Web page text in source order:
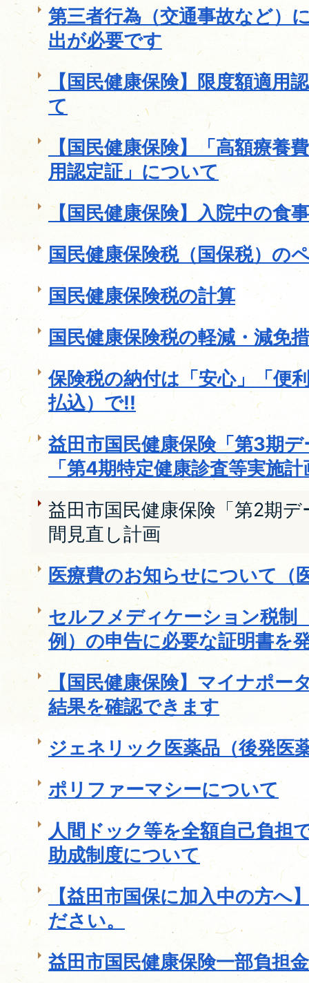
第三者行為（交通事故など）
出が必要です
【国民健康保険】限度額適用
て
【国民健康保険】「高額療養
用認定証」について
【国民健康保険】入院中の食
国民健康保険税（国保税）の
国民健康保険税の計算
国民健康保険税の軽減・減免
保険税の納付は「安心」「便
払込）で!!
益田市国民健康保険「第3期
「第4期特定健康診査等実施計
益田市国民健康保険「第2期
間見直し計画
医療費のお知らせについて（
セルフメディケーション税制
例）の申告に必要な証明書を
【国民健康保険】マイナポー
結果を確認できます
ジェネリック医薬品（後発医
ポリファーマシーについて
人間ドック等を全額自己負担
助成制度について
【益田市国保に加入中の方へ
ださい。
益田市国民健康保険一部負担